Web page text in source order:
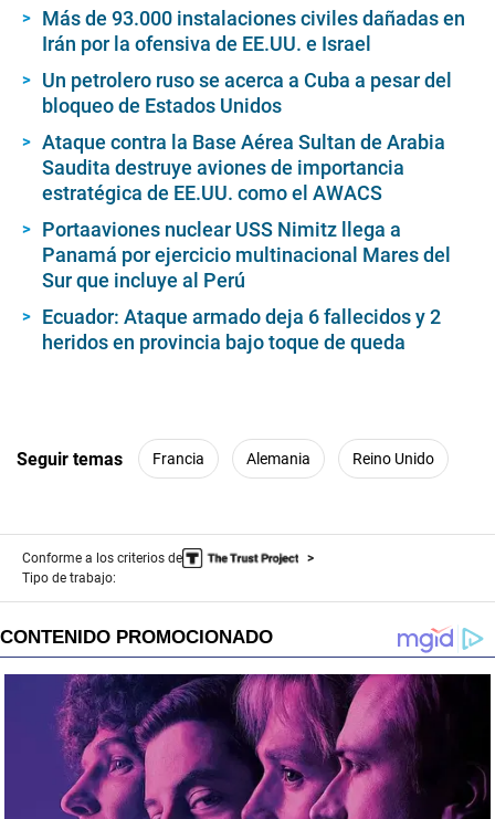
Más de 93.000 instalaciones civiles dañadas en
Irán por la ofensiva de EE.UU. e Israel
Un petrolero ruso se acerca a Cuba a pesar del
bloqueo de Estados Unidos
Ataque contra la Base Aérea Sultan de Arabia
Saudita destruye aviones de importancia
estratégica de EE.UU. como el AWACS
Portaaviones nuclear USS Nimitz llega a
Panamá por ejercicio multinacional Mares del
Sur que incluye al Perú
Ecuador: Ataque armado deja 6 fallecidos y 2
heridos en provincia bajo toque de queda
Seguir temas Francia Alemania Reino Unido
Conforme a los criterios de
Tipo de trabajo: